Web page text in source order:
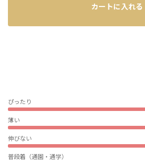
ぴったり
薄い
伸びない
普段着（通園・通学）
カートに入れる